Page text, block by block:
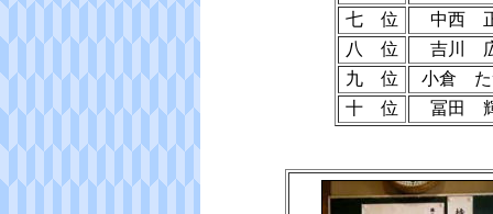
七 位
中西
八 位
吉川
九 位
小倉 た
十 位
冨田